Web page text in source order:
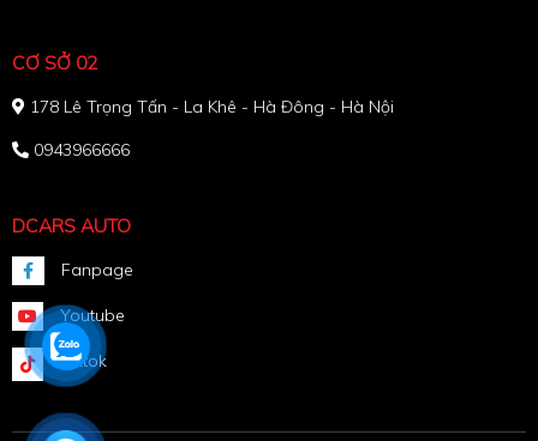
CƠ SỞ 02
178 Lê Trọng Tấn - La Khê - Hà Đông - Hà Nội
0943966666
DCARS AUTO
Fanpage
Youtube
Tiktok